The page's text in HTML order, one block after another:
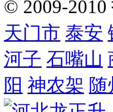
© 2009-
天门市 泰安
河子 石嘴山
阳 神农架 随